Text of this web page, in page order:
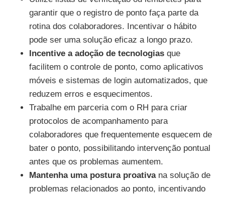
garantir que o registro de ponto faça parte da
rotina dos colaboradores. Incentivar o hábito
pode ser uma solução eficaz a longo prazo.
Incentive a adoção de tecnologias que
facilitem o controle de ponto, como aplicativos
móveis e sistemas de login automatizados, que
reduzem erros e esquecimentos.
Trabalhe em parceria com o RH para criar
protocolos de acompanhamento para
colaboradores que frequentemente esquecem de
bater o ponto, possibilitando intervenção pontual
antes que os problemas aumentem.
Mantenha uma postura proativana solução de
problemas relacionados ao ponto, incentivando